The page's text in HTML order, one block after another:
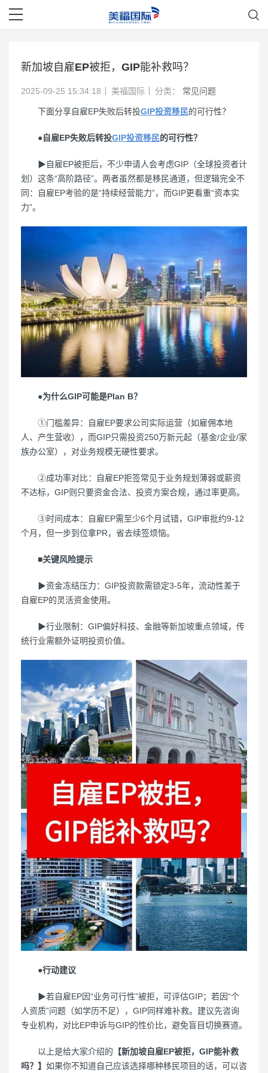
新加坡自雇EP被拒，GIP能补救吗？
2025-09-25 15:34:18 美福国际 分类： 常见问题
下面分享自雇EP失败后转投GIP投资移民的可行性？
●自雇EP失败后转投GIP投资移民的可行性？
▶自雇EP被拒后，不少申请人会考虑GIP（全球投资者计
划）这条“高阶路径”。两者虽然都是移民通道，但逻辑完全不
同：自雇EP考验的是“持续经营能力”，而GIP更看重“资本实
力”。
●为什么GIP可能是Plan B？
①门槛差异：自雇EP要求公司实际运营（如雇佣本地
人、产生营收），而GIP只需投资250万新元起（基金/企业/家
族办公室），对业务规模无硬性要求。
②成功率对比：自雇EP拒签常见于业务规划薄弱或薪资
不达标，GIP则只要资金合法、投资方案合规，通过率更高。
③时间成本：自雇EP需至少6个月试错，GIP审批约9-12
个月，但一步到位拿PR，省去续签烦恼。
■关键风险提示
▶资金冻结压力：GIP投资款需锁定3-5年，流动性差于
自雇EP的灵活资金使用。
▶行业限制：GIP偏好科技、金融等新加坡重点领域，传
统行业需额外证明投资价值。
●行动建议
▶若自雇EP因“业务可行性”被拒，可评估GIP；若因“个
人资质”问题（如学历不足），GIP同样难补救。建议先咨询
专业机构，对比EP申诉与GIP的性价比，避免盲目切换赛道。
以上是给大家介绍的 【新加坡自雇EP被拒，GIP能补救
吗？】 如果你不知道自己应该选择哪种移民项目的话，可以咨